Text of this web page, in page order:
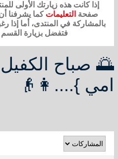
إذا كانت هذه زيارتك الأولى
صفحة التعليمات كما يشرفنا
بالمشاركة في المنتدى، أما إذا
فتفضل بزيارة القسم
🌅 صباح
امي }....👩👴